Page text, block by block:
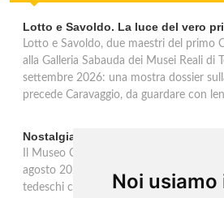
Noi
Lotto e Savoldo. La luce del vero
Lotto e Savoldo, due maestri del primo
alla Galleria Sabauda dei Musei Reali di
settembre 2026: una mostra dossier
precede Caravaggio, da guardare con
Nostalgia del sud: artisti tedeschi in
Il Museo Castello San Materno di
agosto 2026 Nostalgia del sud, mostra
tedeschi che tra il 1865 e il 1915 hanno